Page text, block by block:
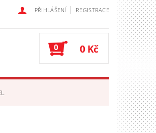
PŘIHLÁŠENÍ | REGISTRACE
0 0 Kč